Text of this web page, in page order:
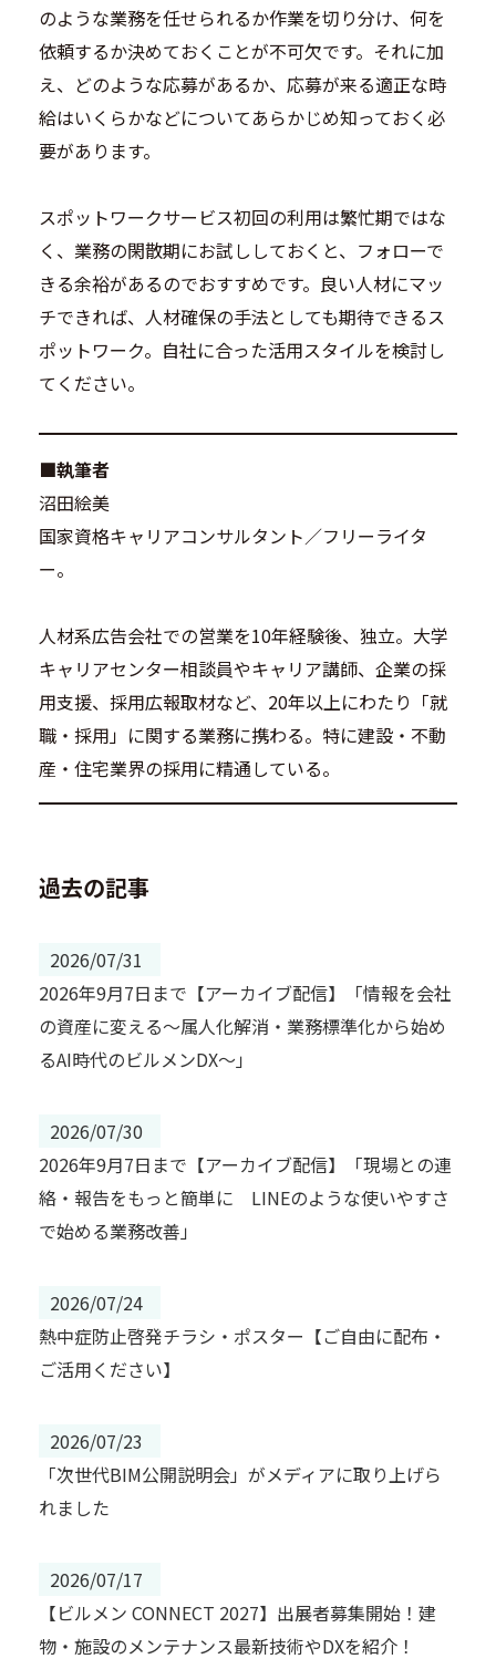
のような業務を任せられるか作業を切り分け、何を
依頼するか決めておくことが不可欠です。それに加
え、どのような応募があるか、応募が来る適正な時
給はいくらかなどについてあらかじめ知っておく必
要があります。
スポットワークサービス初回の利用は繁忙期ではな
く、業務の閑散期にお試ししておくと、フォローで
きる余裕があるのでおすすめです。良い人材にマッ
チできれば、人材確保の手法としても期待できるス
ポットワーク。自社に合った活用スタイルを検討し
てください。
■執筆者
沼田絵美
国家資格キャリアコンサルタント／フリーライタ
ー。
人材系広告会社での営業を10年経験後、独立。大学
キャリアセンター相談員やキャリア講師、企業の採
用支援、採用広報取材など、20年以上にわたり「就
職・採用」に関する業務に携わる。特に建設・不動
産・住宅業界の採用に精通している。
過去の記事
2026/07/31
2026年9月7日まで【アーカイブ配信】「情報を会社
の資産に変える～属人化解消・業務標準化から始め
るAI時代のビルメンDX～」
2026/07/30
2026年9月7日まで【アーカイブ配信】「現場との連
絡・報告をもっと簡単に LINEのような使いやすさ
で始める業務改善」
2026/07/24
熱中症防止啓発チラシ・ポスター【ご自由に配布・
ご活用ください】
2026/07/23
「次世代BIM公開説明会」がメディアに取り上げら
れました
2026/07/17
【ビルメン CONNECT 2027】出展者募集開始！建
物・施設のメンテナンス最新技術やDXを紹介！